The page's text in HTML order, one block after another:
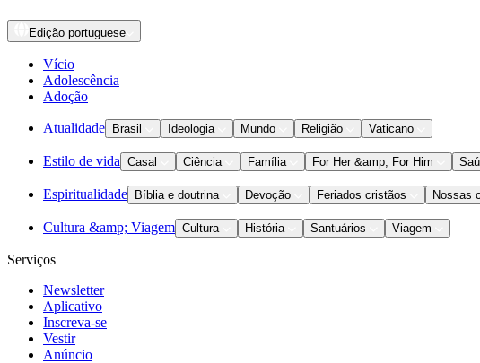
Edição portuguese
Vício
Adolescência
Adoção
Atualidade Brasil Ideologia Mundo Religião Vaticano
Estilo de vida Casal Ciência Família For Her &amp; For Him
Espiritualidade Bíblia e doutrina Devoção Feriados cristãos Nossas
Cultura &amp; Viagem Cultura História Santuários Viagem
Serviços
Newsletter
Aplicativo
Inscreva-se
Vestir
Anúncio